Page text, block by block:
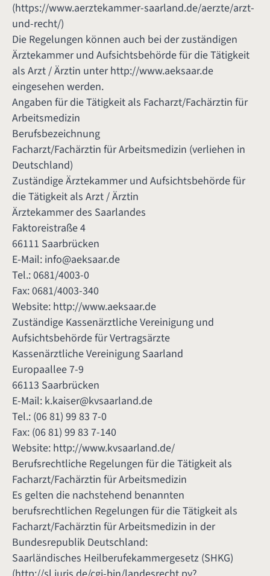
(https://www.aerztekammer-saarland.de/aerzte/arzt-
und-recht/)
Die Regelungen können auch bei der zuständigen
Ärztekammer und Aufsichtsbehörde für die Tätigkeit
als Arzt / Ärztin unterhttp://www.aeksaar.de
eingesehen werden.
Angaben für die Tätigkeit als Facharzt/Fachärztin für
Arbeitsmedizin
Berufsbezeichnung
Facharzt/Fachärztin für Arbeitsmedizin (verliehen in
Deutschland)
Zuständige Ärztekammer und Aufsichtsbehörde für
die Tätigkeit als Arzt / Ärztin
Ärztekammer des Saarlandes
Faktoreistraße 4
66111 Saarbrücken
E-Mail: info@aeksaar.de
Tel.: 0681/4003-0
Fax: 0681/4003-340
Website: http://www.aeksaar.de
Zuständige Kassenärztliche Vereinigung und
Aufsichtsbehörde für Vertragsärzte
Kassenärztliche Vereinigung Saarland
Europaallee 7-9
66113 Saarbrücken
E-Mail: k.kaiser@kvsaarland.de
Tel.: (06 81) 99 83 7-0
Fax: (06 81) 99 83 7-140
Website: http://www.kvsaarland.de/
Berufsrechtliche Regelungen für die Tätigkeit als
Facharzt/Fachärztin für Arbeitsmedizin
Es gelten die nachstehend benannten
berufsrechtlichen Regelungen für die Tätigkeit als
Facharzt/Fachärztin für Arbeitsmedizin in der
Bundesrepublik Deutschland:
Saarländisches Heilberufekammergesetz (SHKG)